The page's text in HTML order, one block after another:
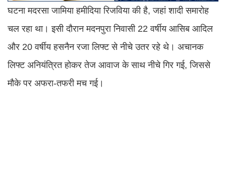
घटना मदरसा जामिया हमीदिया रिजविया की है, जहां शादी समारोह
चल रहा था। इसी दौरान मदनपुरा निवासी 22 वर्षीय आसिब आदिल
और 20 वर्षीय हसनैन रजा लिफ्ट से नीचे उतर रहे थे। अचानक
लिफ्ट अनियंत्रित होकर तेज आवाज के साथ नीचे गिर गई, जिससे
मौके पर अफरा-तफरी मच गई।